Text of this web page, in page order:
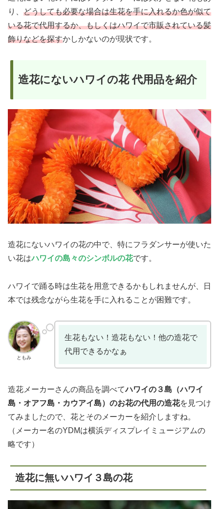
り、 どうしても必要な場合は生花を手に入れるか色が似て
いる花で代用するか、もしくはハワイで市販されている髪
飾りなどを探すかしかないのが現状です。
造花にないハワイの花 代用品を紹介
造花にないハワイの花の中で、特にフラダンサーが使いた
い花はハワイの島々のシンボルの花です。
ハワイで踊る時は生花を用意できるかもしれませんが、日
本では残念ながら生花を手に入れることが困難です。
ともみ
生花もない！造花もない！他の造花で
代用できるかなぁ
造花メーカーさんの商品を調べてハワイの３島（ハワイ
島・オアフ島・カウアイ島）のお花の代用の造花を見つけ
てみましたので、花とそのメーカーを紹介しますね。
（メーカー名のYDMは横浜ディスプレイミュージアムの
略です）
造花に無いハワイ３島の花